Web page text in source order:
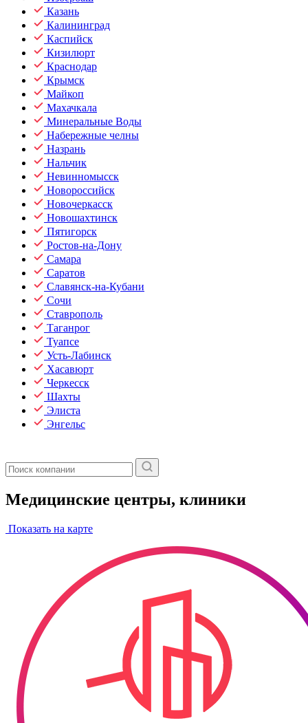
Казань
Калининград
Каспийск
Кизилюрт
Краснодар
Крымск
Майкоп
Махачкала
Минеральные Воды
Набережные челны
Назрань
Нальчик
Невинномысск
Новороссийск
Новочеркасск
Новошахтинск
Пятигорск
Ростов-на-Дону
Самара
Саратов
Славянск-на-Кубани
Сочи
Ставрополь
Таганрог
Туапсе
Усть-Лабинск
Хасавюрт
Черкесск
Шахты
Элиста
Энгельс
Медицинские центры, клиники
Показать на карте